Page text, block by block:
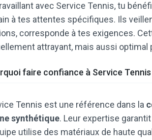
avec Service Tennis, tu
à tes attentes spécifiques. Ils
corresponde à tes exigences.
attrayant, mais aussi optimal
faire confiance à Service
Tennis est une référence dans la
synthétique. Leur expertise
utilise des matériaux de haute